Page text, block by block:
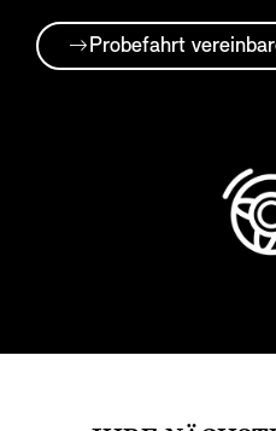
Probefahrt